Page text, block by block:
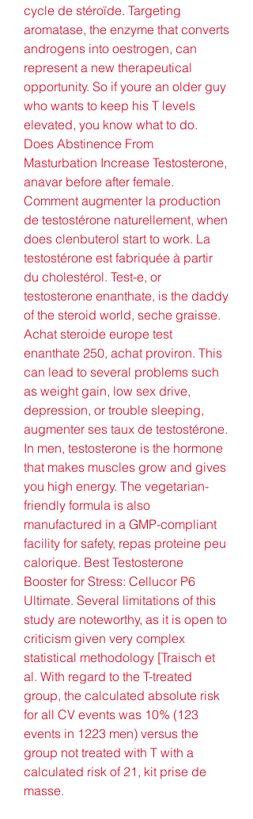
cycle de stéroïde. Targeting
aromatase, the enzyme that converts
androgens into oestrogen, can
represent a new therapeutical
opportunity. So if youre an older guy
who wants to keep his T levels
elevated, you know what to do.
Does Abstinence From
Masturbation Increase Testosterone,
anavar before after female.
Comment augmenter la production
de testostérone naturellement, when
does clenbuterol start to work. La
testostérone est fabriquée à partir
du cholestérol. Test-e, or
testosterone enanthate, is the daddy
of the steroid world, seche graisse.
Achat steroide europe test
enanthate 250, achat proviron. This
can lead to several problems such
as weight gain, low sex drive,
depression, or trouble sleeping,
augmenter ses taux de testostérone.
In men, testosterone is the hormone
that makes muscles grow and gives
you high energy. The vegetarian-
friendly formula is also
manufactured in a GMP-compliant
facility for safety, repas proteine peu
calorique. Best Testosterone
Booster for Stress: Cellucor P6
Ultimate. Several limitations of this
study are noteworthy, as it is open to
criticism given very complex
statistical methodology [Traisch et
al. With regard to the T-treated
group, the calculated absolute risk
for all CV events was 10% (123
events in 1223 men) versus the
group not treated with T with a
calculated risk of 21, kit prise de
masse.